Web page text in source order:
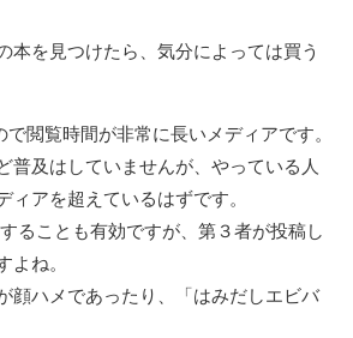
本を見つけたら、気分によっては買う
で閲覧時間が非常に長いメディアです。
普及はしていませんが、やっている人
ィアを超えているはずです。
ることも有効ですが、第３者が投稿し
よね。
顔ハメであったり、「はみだしエビバ